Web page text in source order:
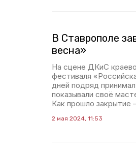
В Ставрополе
весна»
На сцене ДКиС
фестиваля
дней подряд
показывали своё
Как прошло
2 мая 2024, 11:53